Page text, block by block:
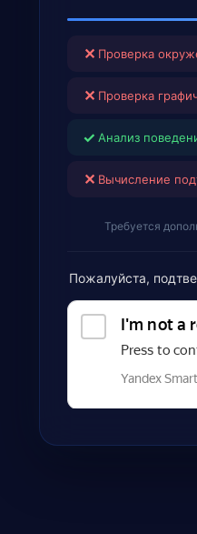
✕ Проверка
✕ Проверка
✓ Анализ
✕ Вычисление
Требуется
Пожалуйста,